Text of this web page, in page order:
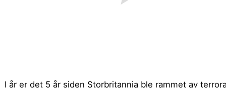
I år er det 5 år siden Storbritannia ble rammet av